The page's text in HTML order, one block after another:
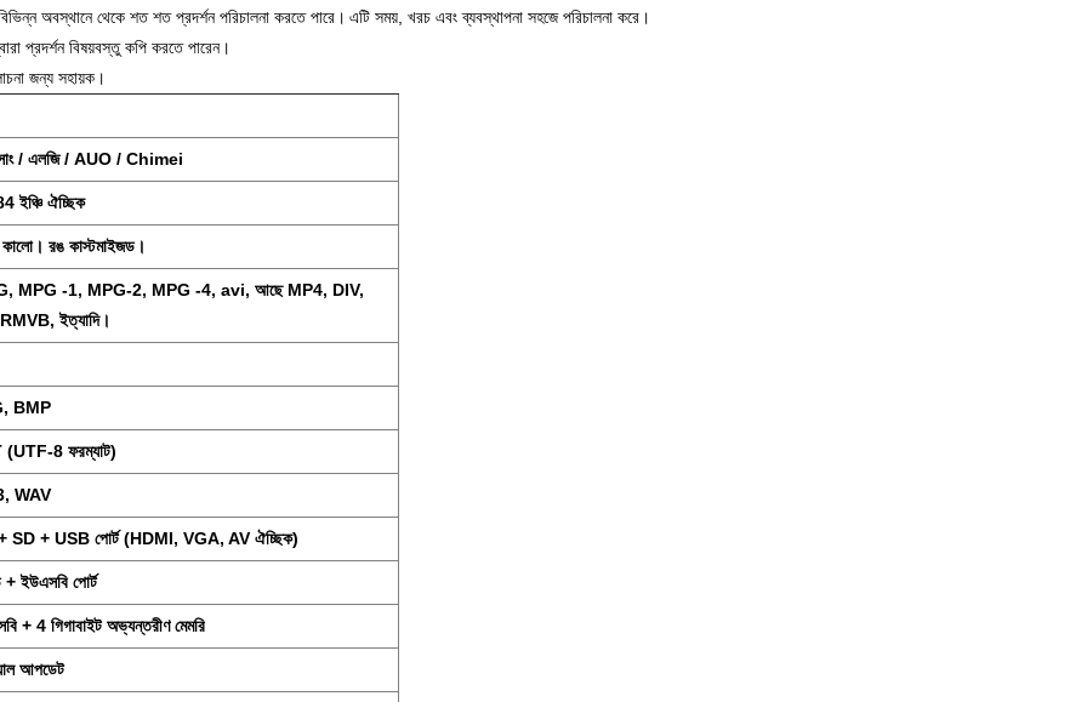
অবস্থানে থেকে শত শত প্রদর্শন পরিচালনা করতে পারে। এটি সময়, খরচ এবং ব্যবস্থাপনা সহজে পরিচালনা করে।
প্রদর্শন বিষয়বস্তু কপি করতে পারেন।
জন্য সহায়ক।
/ এলজি / AUO / Chimei
ইঞ্চি ঐচ্ছিক
কালো। রঙ কাস্টমাইজড।
MPG -1, MPG-2, MPG -4, avi, আছে MP4, DIV,
ইত্যাদি।
BMP
(UTF-8 ফরম্যাট)
WAV
SD + USB পোর্ট (HDMI, VGA, AV ঐচ্ছিক)
+ ইউএসবি পোর্ট
+ 4 গিগাবাইট অভ্যন্তরীণ মেমরি
আপডেট